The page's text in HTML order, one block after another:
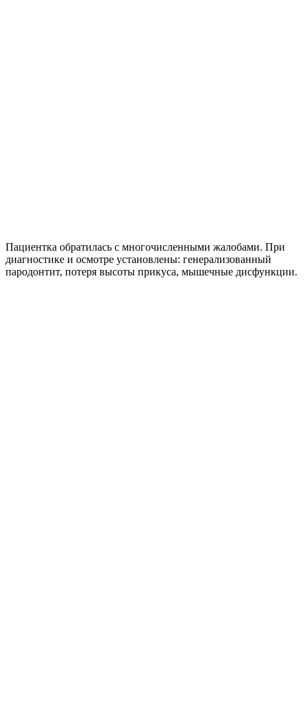
Пациентка обратилась с многочисленными жалобами. При
диагностике и осмотре установлены: генерализованный
пародонтит, потеря высоты прикуса, мышечные дисфункции.